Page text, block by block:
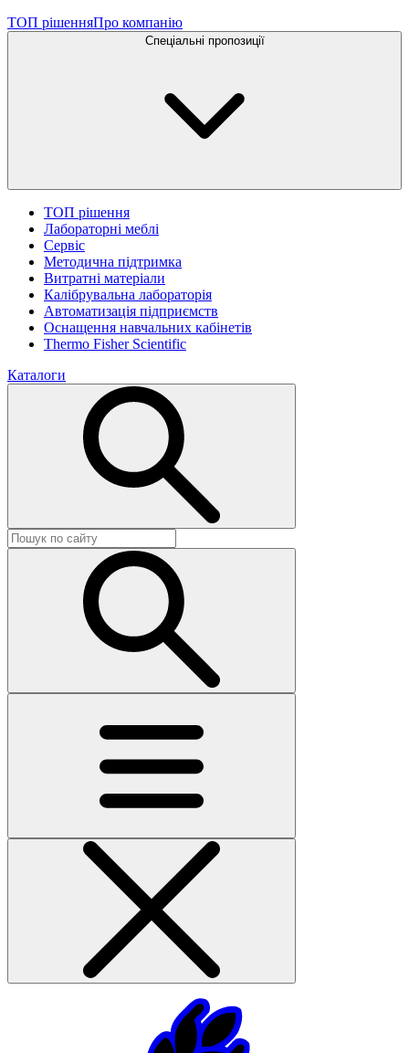
ТОП рішенняПро компанію
Спеціальні пропозиції
ТОП рішення
Лабораторні меблі
Сервіс
Методична підтримка
Витратні матеріали
Калібрувальна лабораторія
Автоматизація підприємств
Оснащення навчальних кабінетів
Thermo Fisher Scientific
Каталоги